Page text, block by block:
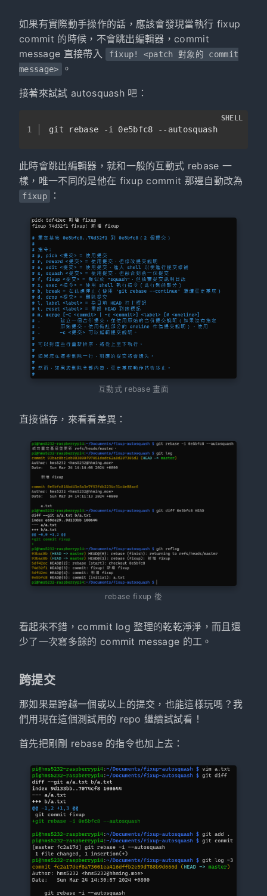
如果有實際動手操作的話，應該會發現當執行 fixup
commit 的時候，不會跳出編輯器，commit
message 直接帶入
fixup! <patch 對象的 commit
message>
。
接著來試試 autosquash 吧：
1 git rebase -i 0e5bfc8 --autosquash
SHELL
此時會跳出編輯器，就和一般的互動式 rebase 一
樣，唯一不同的是他在 fixup commit 那邊自動改為
fixup ：
互動式 rebase 畫面
直接儲存，來看看差異：
rebase fixup 後
看起來不錯，commit log 整理的乾乾淨淨，而且還
少了一次寫多餘的 commit message 的工。
跨提交
那如果是跨越一個或以上的提交，也能這樣玩嗎？我
們用現在這個測試用的 repo 繼續試試看！
首先把剛剛 rebase 的指令也加上去：